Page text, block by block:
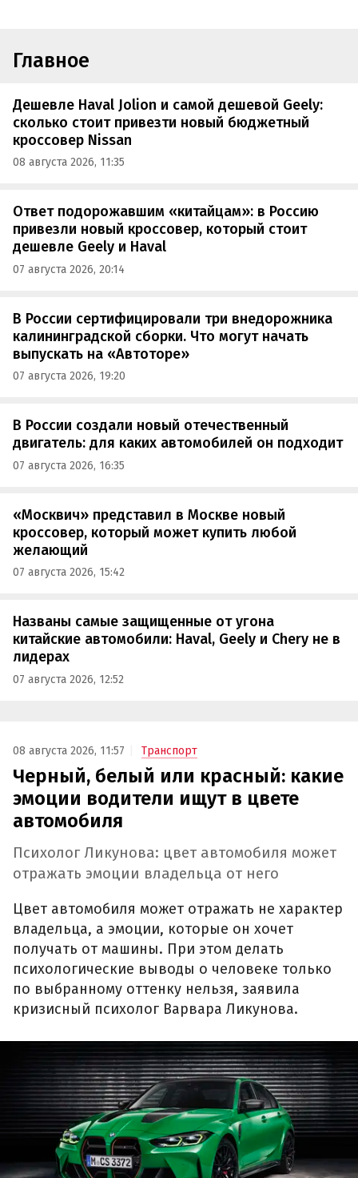
Главное
Дешевле Haval Jolion и самой дешевой Geely:
сколько стоит привезти новый бюджетный
кроссовер Nissan
08 августа 2026, 11:35
Ответ подорожавшим «китайцам»: в Россию
привезли новый кроссовер, который стоит
дешевле Geely и Haval
07 августа 2026, 20:14
В России сертифицировали три внедорожника
калининградской сборки. Что могут начать
выпускать на «Автоторе»
07 августа 2026, 19:20
В России создали новый отечественный
двигатель: для каких автомобилей он подходит
07 августа 2026, 16:35
«Москвич» представил в Москве новый
кроссовер, который может купить любой
желающий
07 августа 2026, 15:42
Названы самые защищенные от угона
китайские автомобили: Haval, Geely и Chery не в
лидерах
07 августа 2026, 12:52
08 августа 2026, 11:57 Транспорт
Черный, белый или красный: какие
эмоции водители ищут в цвете
автомобиля
Психолог Ликунова: цвет автомобиля может
отражать эмоции владельца от него
Цвет автомобиля может отражать не характер
владельца, а эмоции, которые он хочет
получать от машины. При этом делать
психологические выводы о человеке только
по выбранному оттенку нельзя, заявила
кризисный психолог Варвара Ликунова.